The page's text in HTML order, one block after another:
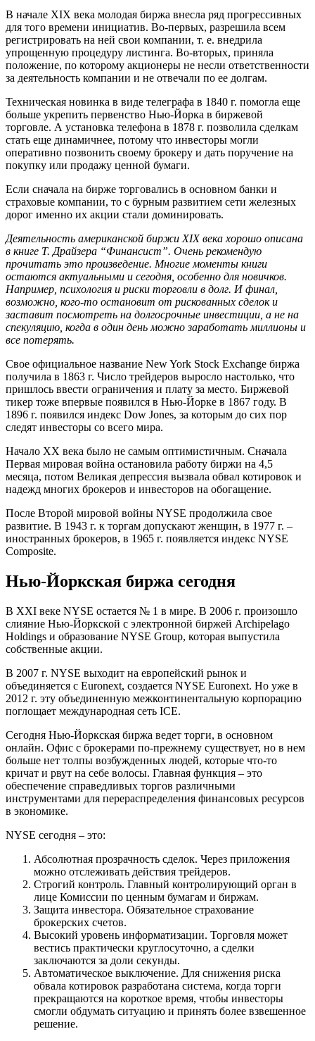
В начале XIX века молодая биржа внесла ряд прогрессивных
для того времени инициатив. Во-первых, разрешила всем
регистрировать на ней свои компании, т. е. внедрила
упрощенную процедуру листинга. Во-вторых, приняла
положение, по которому акционеры не несли ответственности
за деятельность компании и не отвечали по ее долгам.
Техническая новинка в виде телеграфа в 1840 г. помогла еще
больше укрепить первенство Нью-Йорка в биржевой
торговле. А установка телефона в 1878 г. позволила сделкам
стать еще динамичнее, потому что инвесторы могли
оперативно позвонить своему брокеру и дать поручение на
покупку или продажу ценной бумаги.
Если сначала на бирже торговались в основном банки и
страховые компании, то с бурным развитием сети железных
дорог именно их акции стали доминировать.
Деятельность американской биржи XIX века хорошо описана
в книге Т. Драйзера “Финансист”. Очень рекомендую
прочитать это произведение. Многие моменты книги
остаются актуальными и сегодня, особенно для новичков.
Например, психология и риски торговли в долг. И финал,
возможно, кого-то остановит от рискованных сделок и
заставит посмотреть на долгосрочные инвестиции, а не на
спекуляцию, когда в один день можно заработать миллионы и
все потерять.
Свое официальное название New York Stock Exchange биржа
получила в 1863 г. Число трейдеров выросло настолько, что
пришлось ввести ограничения и плату за место. Биржевой
тикер тоже впервые появился в Нью-Йорке в 1867 году. В
1896 г. появился индекс Dow Jones, за которым до сих пор
следят инвесторы со всего мира.
Начало XX века было не самым оптимистичным. Сначала
Первая мировая война остановила работу биржи на 4,5
месяца, потом Великая депрессия вызвала обвал котировок и
надежд многих брокеров и инвесторов на обогащение.
После Второй мировой войны NYSE продолжила свое
развитие. В 1943 г. к торгам допускают женщин, в 1977 г. –
иностранных брокеров, в 1965 г. появляется индекс NYSE
Composite.
Нью-Йоркская биржа сегодня
В XXI веке NYSE остается № 1 в мире. В 2006 г. произошло
слияние Нью-Йоркской с электронной биржей Archipelago
Holdings и образование NYSE Group, которая выпустила
собственные акции.
В 2007 г. NYSE выходит на европейский рынок и
объединяется с Euronext, создается NYSE Euronext. Но уже в
2012 г. эту объединенную межконтинентальную корпорацию
поглощает международная сеть ICE.
Сегодня Нью-Йоркская биржа ведет торги, в основном
онлайн. Офис с брокерами по-прежнему существует, но в нем
больше нет толпы возбужденных людей, которые что-то
кричат и рвут на себе волосы. Главная функция – это
обеспечение справедливых торгов различными
инструментами для перераспределения финансовых ресурсов
в экономике.
NYSE сегодня – это:
Абсолютная прозрачность сделок. Через приложения
можно отслеживать действия трейдеров.
Строгий контроль. Главный контролирующий орган в
лице Комиссии по ценным бумагам и биржам.
Защита инвестора. Обязательное страхование
брокерских счетов.
Высокий уровень информатизации. Торговля может
вестись практически круглосуточно, а сделки
заключаются за доли секунды.
Автоматическое выключение. Для снижения риска
обвала котировок разработана система, когда торги
прекращаются на короткое время, чтобы инвесторы
смогли обдумать ситуацию и принять более взвешенное
решение.